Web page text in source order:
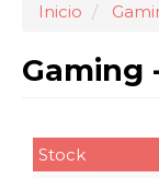
Inicio
Gaming
Stock